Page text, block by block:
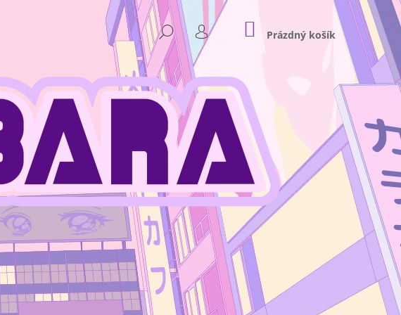
HLEDAT
PŘIHLÁŠENÍ
NÁKUPNÍ
KOŠÍK
Prázdný košík
ONE PIECE - MONKEY D. LUFFY GEAR 4